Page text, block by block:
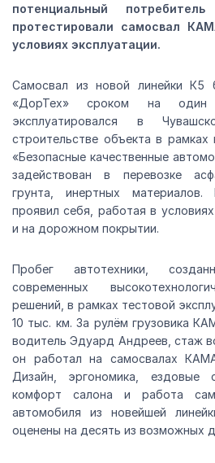
потенциальный
протестировали самосвал
условиях эксплуатации.
Самосвал из новой линейки К5
«ДорТех» сроком на один
эксплуатировался в
строительстве объекта в рамках
«Безопасные качественные
задействован в перевозке
грунта, инертных материалов.
проявил себя, работая в
и на дорожном покрытии.
Пробег автотехники,
современных
решений, в рамках тестовой
10 тыс. км. За рулём грузовика
водитель Эдуард Андреев, стаж
он работал на самосвалах
Дизайн, эргономика, ездовые
комфорт салона и работа
автомобиля из новейшей
оценены на десять из возможных